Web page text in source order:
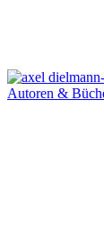
Autoren &